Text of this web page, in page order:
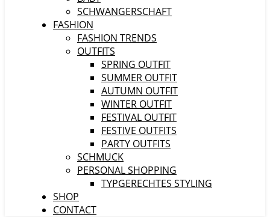
SCHWANGERSCHAFT
FASHION
FASHION TRENDS
OUTFITS
SPRING OUTFIT
SUMMER OUTFIT
AUTUMN OUTFIT
WINTER OUTFIT
FESTIVAL OUTFIT
FESTIVE OUTFITS
PARTY OUTFITS
SCHMUCK
PERSONAL SHOPPING
TYPGERECHTES STYLING
SHOP
CONTACT